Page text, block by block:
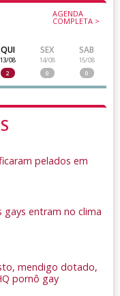
AGENDA
COMPLETA >
QUI
13/08
2
SEX
14/08
0
SAB
15/08
0
pelados em
gays entram no clima
mendigo dotado,
pornô gay